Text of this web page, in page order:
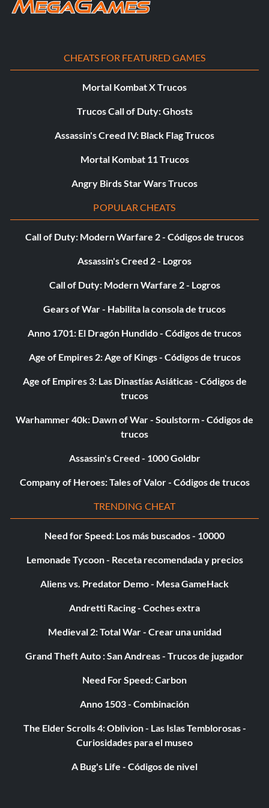
Blanco, Blanco, X.
Tiempo nublado:
Mientras juegas, pulsa Negro, A, Gatillo L, Gatillo L, Blanco,
Mientras juegas, pulsa Arriba, Abajo, Gatillo L, Gatillo L,
Blanco, Blanco, Gatillo L, Blanco, Gatillo R, Negro.
R, Derecha, X, X, Gatillo L, Blanco, A.
La noche y el tiempo se detuvieron a las 00.00:
Blanco, Blanco, Y.
Trucos Spawn:
Gatillo R, Negro, Negro, Arriba, Abajo, Derecha, Gatillo L.
Engendra el Estirón:
Mientras juegas, pulsa Negro, Arriba, Blanco, Izquierda,
Engendra al ganadero:
Derecha, Arriba, X, Blanco.
Engendra al Sangriento Banger:
Mientras juegas, pulsa Abajo, Gatillo R, B, Blanco, Blanco, A,
CHEATS FOR FEATURED GAMES
Mortal Kombat X Trucos
Trucos Call of Duty: Ghosts
Assassin's Creed IV: Black Flag Trucos
Mortal Kombat 11 Trucos
Angry Birds Star Wars Trucos
POPULAR CHEATS
Call of Duty: Modern Warfare 2 - Códigos de trucos
Assassin's Creed 2 - Logros
Call of Duty: Modern Warfare 2 - Logros
Gears of War - Habilita la consola de trucos
Anno 1701: El Dragón Hundido - Códigos de trucos
Age of Empires 2: Age of Kings - Códigos de trucos
Age of Empires 3: Las Dinastías Asiáticas - Códigos de
trucos
Warhammer 40k: Dawn of War - Soulstorm - Códigos de
trucos
Assassin's Creed - 1000 Goldbr
Company of Heroes: Tales of Valor - Códigos de trucos
TRENDING CHEAT
Need for Speed: Los más buscados - 10000
Lemonade Tycoon - Receta recomendada y precios
Aliens vs. Predator Demo - Mesa GameHack
Andretti Racing - Coches extra
Medieval 2: Total War - Crear una unidad
Grand Theft Auto : San Andreas - Trucos de jugador
Need For Speed: Carbon
Anno 1503 - Combinación
The Elder Scrolls 4: Oblivion - Las Islas Temblorosas -
Curiosidades para el museo
A Bug's Life - Códigos de nivel